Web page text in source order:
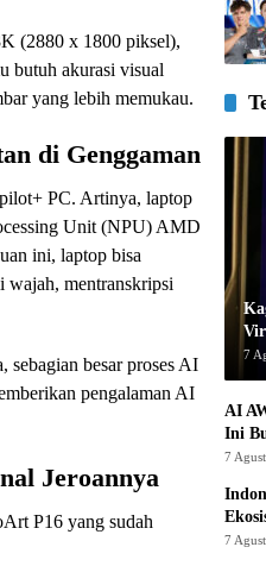
(2880 x 1800 piksel),
butuh akurasi visual
yang lebih memukau.
di Genggaman
PC. Artinya, laptop
Unit (NPU) AMD
ini, laptop bisa
wajah, mentranskripsi
sebagian besar proses AI
pengalaman AI
Jeroannya
P16 yang sudah
7
AI
Ini
7
7